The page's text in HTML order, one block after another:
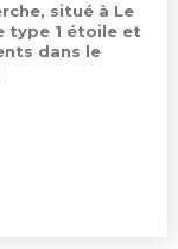
situé à Le
type 1 étoile et
dans le